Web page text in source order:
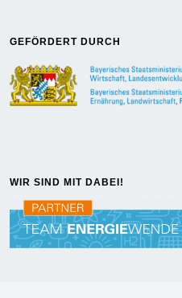
GEFÖRDERT DURCH
WIR SIND MIT DABEI!